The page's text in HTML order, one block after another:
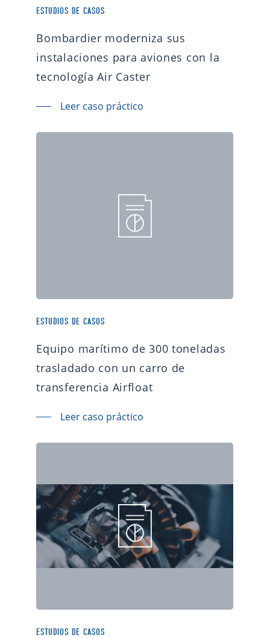
ESTUDIOS DE CASOS
Bombardier moderniza sus
instalaciones para aviones con la
tecnología Air Caster
Leer caso práctico
ESTUDIOS DE CASOS
Equipo marítimo de 300 toneladas
trasladado con un carro de
transferencia Airfloat
Leer caso práctico
ESTUDIOS DE CASOS